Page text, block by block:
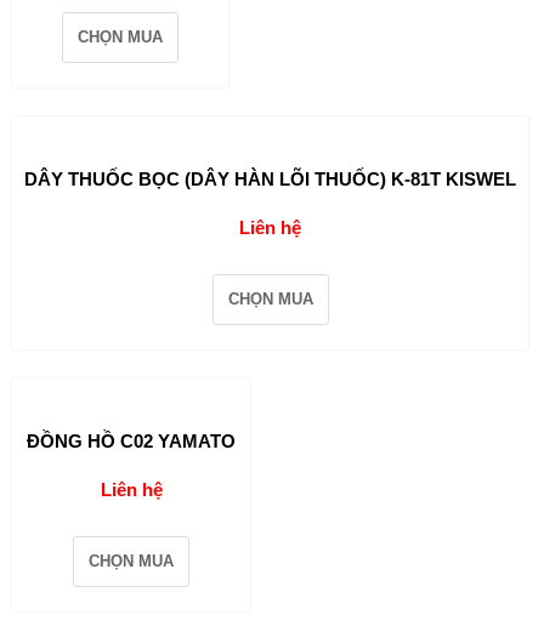
CHỌN MUA
DÂY THUỐC BỌC (DÂY HÀN LÕI THUỐC) K-81T KISWEL
Liên hệ
CHỌN MUA
ĐỒNG HỒ C02 YAMATO
Liên hệ
CHỌN MUA